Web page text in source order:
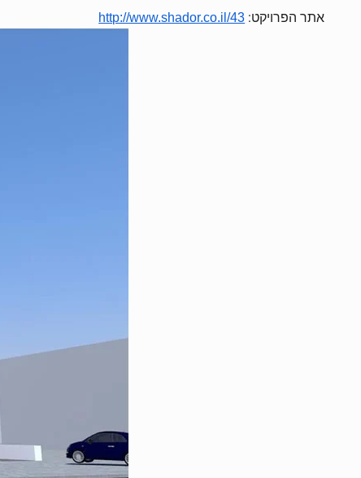
אתר הפרויקט: http://www.shador.co.il/43